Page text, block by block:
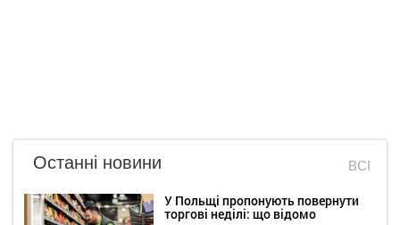
Останні новини ВСІ
У Польщі пропонують повернути
торгові неділі: що відомо